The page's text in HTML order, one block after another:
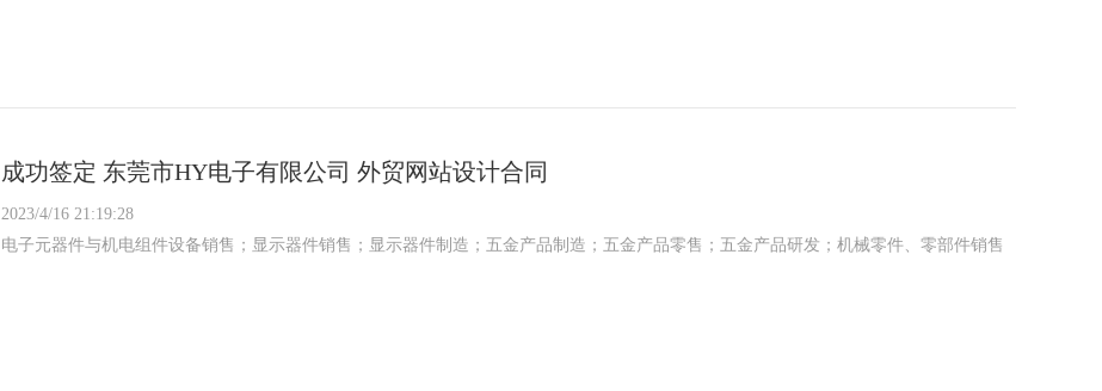
成功签定 东莞市HY电子有限公司 外贸网站设计合同
2023/4/16 21:19:28
电子元器件与机电组件设备销售；显示器件销售；显示器件制造；五金产品制造；五金产品零售；五金产品研发；机械零件、零部件销售